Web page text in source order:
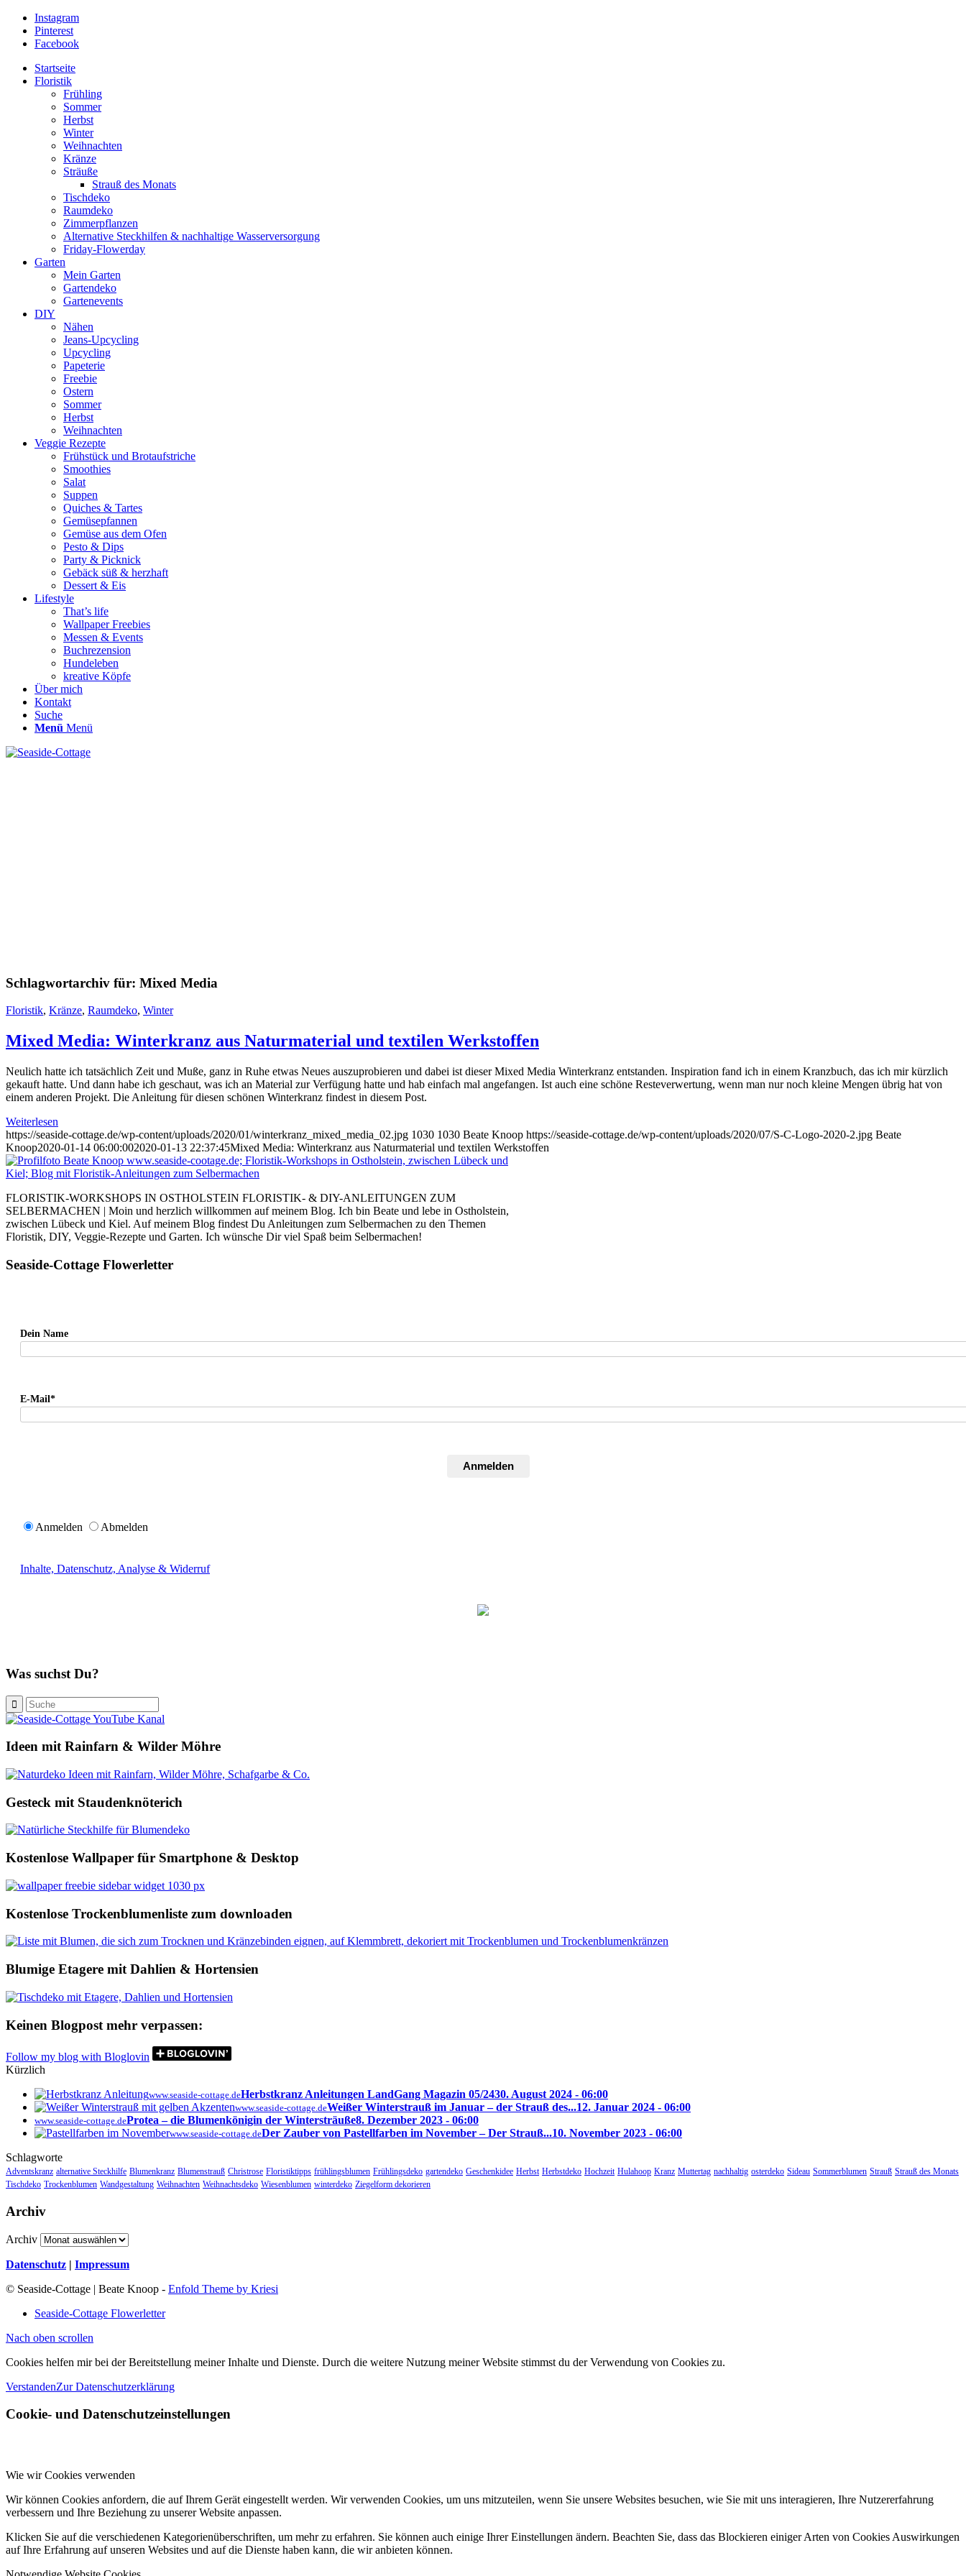
Instagram
Pinterest
Facebook
Startseite
Floristik
Frühling
Sommer
Herbst
Winter
Weihnachten
Kränze
Sträuße
Strauß des Monats
Tischdeko
Raumdeko
Zimmerpflanzen
Alternative Steckhilfen & nachhaltige Wasserversorgung
Friday-Flowerday
Garten
Mein Garten
Gartendeko
Gartenevents
DIY
Nähen
Jeans-Upcycling
Upcycling
Papeterie
Freebie
Ostern
Sommer
Herbst
Weihnachten
Veggie Rezepte
Frühstück und Brotaufstriche
Smoothies
Salat
Suppen
Quiches & Tartes
Gemüsepfannen
Gemüse aus dem Ofen
Pesto & Dips
Party & Picknick
Gebäck süß & herzhaft
Dessert & Eis
Lifestyle
That’s life
Wallpaper Freebies
Messen & Events
Buchrezension
Hundeleben
kreative Köpfe
Über mich
Kontakt
Suche
Menü Menü
Schlagwortarchiv für: Mixed Media
Floristik, Kränze, Raumdeko, Winter
Mixed Media: Winterkranz aus Naturmaterial und textilen Werkstoffen
Neulich hatte ich tatsächlich Zeit und Muße, ganz in Ruhe etwas Neues auszuprobieren und dabei ist dieser Mixed Media Winterkranz entstanden. Inspiration fand ich in einem Kranzbuch, das ich mir kürzlich
gekauft hatte. Und dann habe ich geschaut, was ich an Material zur Verfügung hatte und hab einfach mal angefangen. Ist auch eine schöne Resteverwertung, wenn man nur noch kleine Mengen übrig hat von
einem anderen Projekt. Die Anleitung für diesen schönen Winterkranz findest in diesem Post.
Weiterlesen
https://seaside-cottage.de/wp-content/uploads/2020/01/winterkranz_mixed_media_02.jpg 1030 1030 Beate Knoop https://seaside-cottage.de/wp-content/uploads/2020/07/S-C-Logo-2020-2.jpg Beate
Knoop2020-01-14 06:00:002020-01-13 22:37:45Mixed Media: Winterkranz aus Naturmaterial und textilen Werkstoffen
FLORISTIK-WORKSHOPS IN OSTHOLSTEIN FLORISTIK- & DIY-ANLEITUNGEN ZUM
SELBERMACHEN | Moin und herzlich willkommen auf meinem Blog. Ich bin Beate und lebe in Ostholstein,
zwischen Lübeck und Kiel. Auf meinem Blog findest Du Anleitungen zum Selbermachen zu den Themen
Floristik, DIY, Veggie-Rezepte und Garten. Ich wünsche Dir viel Spaß beim Selbermachen!
Seaside-Cottage Flowerletter
Dein Name
E-Mail*
Anmelden
Anmelden Abmelden
Inhalte, Datenschutz, Analyse & Widerruf
Was suchst Du?
Ideen mit Rainfarn & Wilder Möhre
Gesteck mit Staudenknöterich
Kostenlose Wallpaper für Smartphone & Desktop
Kostenlose Trockenblumenliste zum downloaden
Blumige Etagere mit Dahlien & Hortensien
Keinen Blogpost mehr verpassen:
Follow my blog with Bloglovin
Kürzlich
www.seaside-cottage.deHerbstkranz Anleitungen LandGang Magazin 05/2430. August 2024 - 06:00
www.seaside-cottage.deWeißer Winterstrauß im Januar – der Strauß des...12. Januar 2024 - 06:00
www.seaside-cottage.deProtea – die Blumenkönigin der Wintersträuße8. Dezember 2023 - 06:00
www.seaside-cottage.deDer Zauber von Pastellfarben im November – Der Strauß...10. November 2023 - 06:00
Schlagworte
Adventskranz alternative Steckhilfe Blumenkranz Blumenstrauß Christrose Floristiktipps frühlingsblumen Frühlingsdeko gartendeko Geschenkidee Herbst Herbstdeko Hochzeit Hulahoop Kranz Muttertag nachhaltig osterdeko Sideau Sommerblumen Strauß Strauß des Monats
Tischdeko Trockenblumen Wandgestaltung Weihnachten Weihnachtsdeko Wiesenblumen winterdeko Ziegelform dekorieren
Archiv
Archiv
Datenschutz | Impressum
© Seaside-Cottage | Beate Knoop - Enfold Theme by Kriesi
Seaside-Cottage Flowerletter
Nach oben scrollen
Cookies helfen mir bei der Bereitstellung meiner Inhalte und Dienste. Durch die weitere Nutzung meiner Website stimmst du der Verwendung von Cookies zu.
VerstandenZur Datenschutzerklärung
Cookie- und Datenschutzeinstellungen
Wie wir Cookies verwenden
Wir können Cookies anfordern, die auf Ihrem Gerät eingestellt werden. Wir verwenden Cookies, um uns mitzuteilen, wenn Sie unsere Websites besuchen, wie Sie mit uns interagieren, Ihre Nutzererfahrung
verbessern und Ihre Beziehung zu unserer Website anpassen.
Klicken Sie auf die verschiedenen Kategorienüberschriften, um mehr zu erfahren. Sie können auch einige Ihrer Einstellungen ändern. Beachten Sie, dass das Blockieren einiger Arten von Cookies Auswirkungen
auf Ihre Erfahrung auf unseren Websites und auf die Dienste haben kann, die wir anbieten können.